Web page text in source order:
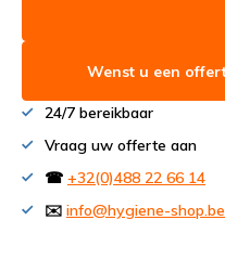
Wenst u een
24/7 bereikbaar
Vraag uw offerte aan
☎ +32(0)488 22 66 14
✉️ info@hygiene-shop.be